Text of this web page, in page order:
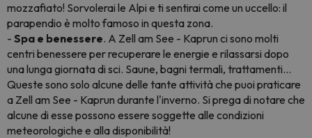
mozzafiato! Sorvolerai le Alpi e ti sentirai come un uccello: il
parapendio è molto famoso in questa zona.
- Spa e benessere. A Zell am See - Kaprun ci sono molti
centri benessere per recuperare le energie e rilassarsi dopo
una lunga giornata di sci. Saune, bagni termali, trattamenti...
Queste sono solo alcune delle tante attività che puoi praticare
a Zell am See - Kaprun durante l'inverno. Si prega di notare che
alcune di esse possono essere soggette alle condizioni
meteorologiche e alla disponibilità!